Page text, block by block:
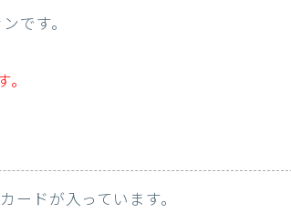
です。
。
ドが入っています。